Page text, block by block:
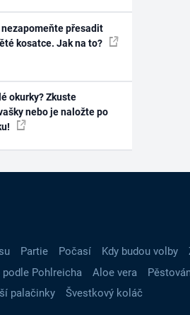
nezapomeňte přesadit
kosatce. Jak na to?
okurky? Zkuste
nebo je naložte po
Partie Počasí Kdy budou volby
podle Pohlreicha Aloe vera
palačinky Švestkový koláč